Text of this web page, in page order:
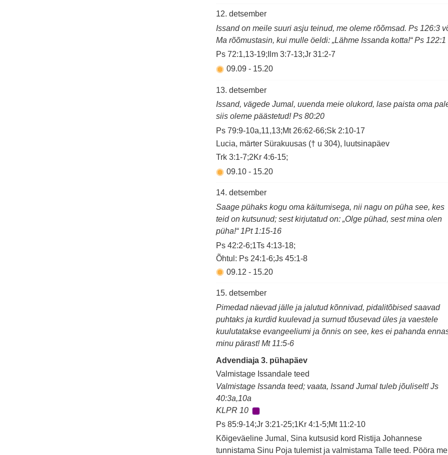
12. detsember
Issand on meile suuri asju teinud, me oleme rõõmsad. Ps 126:3
Ma rõõmustasin, kui mulle öeldi: „Lähme Issanda kotta!“ Ps 122:1
Ps 72:1,13-19;Ilm 3:7-13;Jr 31:2-7
09.09 - 15.20
13. detsember
Issand, vägede Jumal, uuenda meie olukord, lase paista oma
siis oleme päästetud! Ps 80:20
Ps 79:9-10a,11,13;Mt 26:62-66;Sk 2:10-17
Lucia, märter Sürakuusas († u 304), luutsinapäev
Trk 3:1-7;2Kr 4:6-15;
09.10 - 15.20
14. detsember
Saage pühaks kogu oma käitumisega, nii nagu on püha see, kes
teid on kutsunud; sest kirjutatud on: „Olge pühad, sest mina olen
püha!“ 1Pt 1:15-16
Ps 42:2-6;1Ts 4:13-18;
Õhtul: Ps 24:1-6;Js 45:1-8
09.12 - 15.20
15. detsember
Pimedad näevad jälle ja jalutud kõnnivad, pidalitõbised saavad
puhtaks ja kurdid kuulevad ja surnud tõusevad üles ja vaestele
kuulutatakse evangeeliumi ja õnnis on see, kes ei pahanda
minu pärast! Mt 11:5-6
Advendiaja 3. pühapäev
Valmistage Issandale teed
Valmistage Issanda teed; vaata, Issand Jumal tuleb jõuliselt! Js
40:3a,10a
KLPR 10
Ps 85:9-14;Jr 3:21-25;1Kr 4:1-5;Mt 11:2-10
Kõigeväeline Jumal, Sina kutsusid kord Ristija Johannese
tunnistama Sinu Poja tulemist ja valmistama Talle teed. Pööra